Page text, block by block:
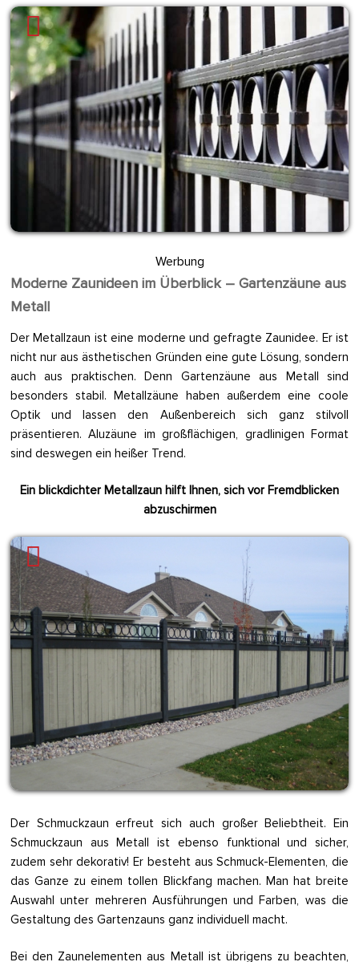
Werbung
Moderne Zaunideen im Überblick – Gartenzäune aus
Metall
Der Metallzaun ist eine moderne und gefragte Zaunidee. Er ist
nicht nur aus ästhetischen Gründen eine gute Lösung, sondern
auch aus praktischen. Denn Gartenzäune aus Metall sind
besonders stabil. Metallzäune haben außerdem eine coole
Optik und lassen den Außenbereich sich ganz stilvoll
präsentieren. Aluzäune im großflächigen, gradlinigen Format
sind deswegen ein heißer Trend.
Ein blickdichter Metallzaun hilft Ihnen, sich vor Fremdblicken
abzuschirmen
Der Schmuckzaun erfreut sich auch großer Beliebtheit. Ein
Schmuckzaun aus Metall ist ebenso funktional und sicher,
zudem sehr dekorativ! Er besteht aus Schmuck-Elementen, die
das Ganze zu einem tollen Blickfang machen. Man hat breite
Auswahl unter mehreren Ausführungen und Farben, was die
Gestaltung des Gartenzauns ganz individuell macht.
Bei den Zaunelementen aus Metall ist übrigens zu beachten,